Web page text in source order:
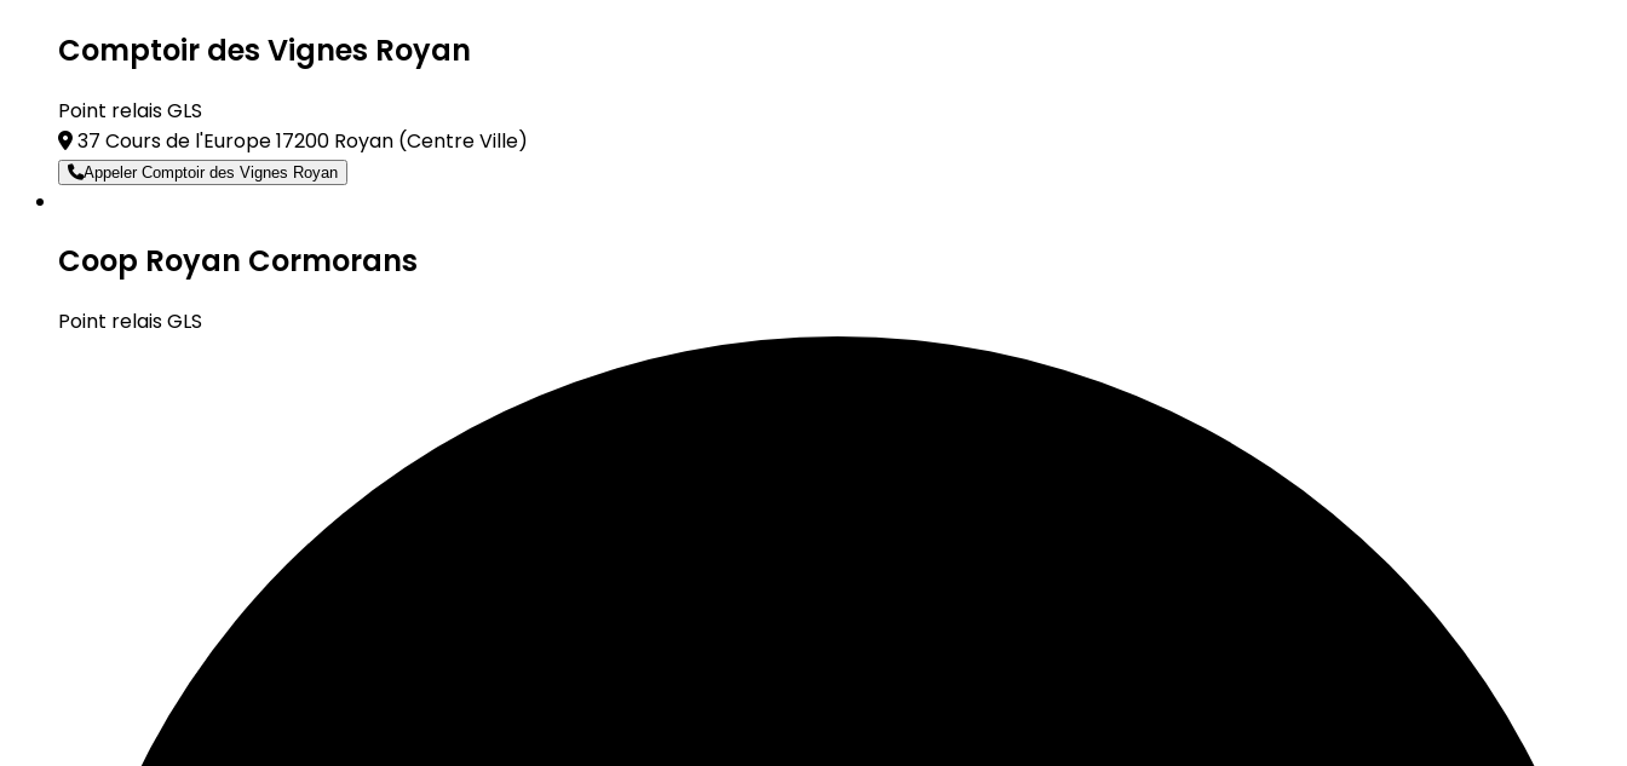
Comptoir des Vignes Royan
Point relais GLS
37 Cours de l'Europe 17200 Royan (Centre Ville)
Appeler Comptoir des Vignes Royan
Coop Royan Cormorans
Point relais GLS